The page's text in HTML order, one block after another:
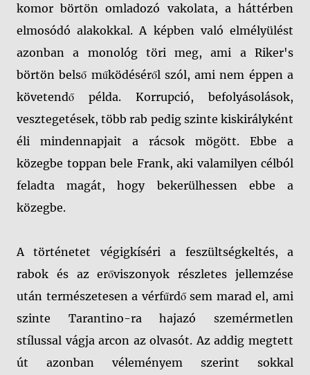
komor börtön omladozó vakolata, a háttérben
elmosódó alakokkal. A képben való elmélyülést
azonban a monológ töri meg, ami a Riker's
börtön belső működéséről szól, ami nem éppen a
követendő példa. Korrupció, befolyásolások,
vesztegetések, több rab pedig szinte kiskirályként
éli mindennapjait a rácsok mögött. Ebbe a
közegbe toppan bele Frank, aki valamilyen célból
feladta magát, hogy bekerülhessen ebbe a
közegbe.
A történetet végigkíséri a feszültségkeltés, a
rabok és az erőviszonyok részletes jellemzése
után természetesen a vérfűrdő sem marad el, ami
szinte Tarantino-ra hajazó szemérmetlen
stílussal vágja arcon az olvasót. Az addig megtett
út azonban véleményem szerint sokkal